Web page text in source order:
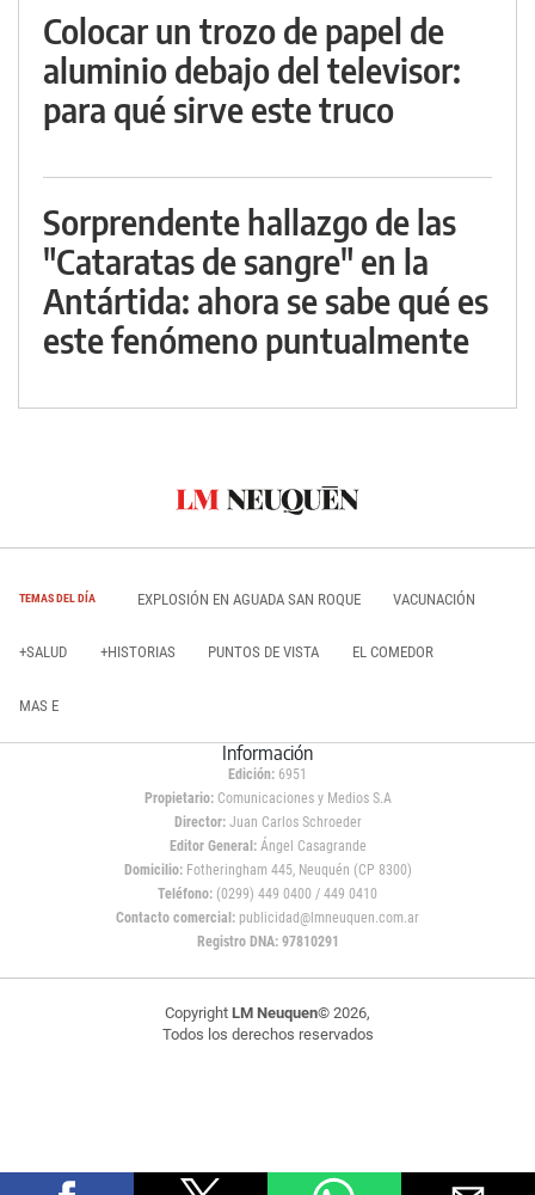
Colocar un trozo de papel de
aluminio debajo del televisor:
para qué sirve este truco
Sorprendente hallazgo de las
"Cataratas de sangre" en la
Antártida: ahora se sabe qué es
este fenómeno puntualmente
TEMAS DEL DÍA EXPLOSIÓN EN AGUADA SAN ROQUE VACUNACIÓN
+SALUD +HISTORIAS PUNTOS DE VISTA EL COMEDOR
MAS E
Información
Edición: 6951
Propietario:Comunicaciones y Medios S.A
Director: Juan Carlos Schroeder
Editor General:Ángel Casagrande
Domicilio:Fotheringham 445, Neuquén (CP 8300)
Teléfono: (0299) 449 0400 / 449 0410
Contacto comercial: publicidad@lmneuquen.com.ar
Registro DNA: 97810291
Copyright LM Neuquen© 2026,
Todos los derechos reservados